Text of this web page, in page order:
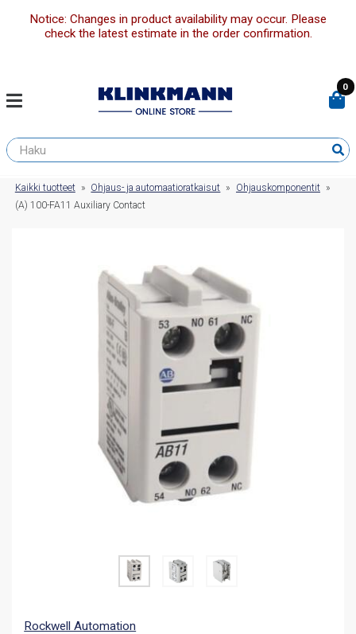
Notice: Changes in product availability may occur. Please
check the latest estimate in the order confirmation.
0
Kaikki tuotteet » Ohjaus- ja automaatioratkaisut » Ohjauskomponentit »
(A) 100-FA11 Auxiliary Contact
Rockwell Automation